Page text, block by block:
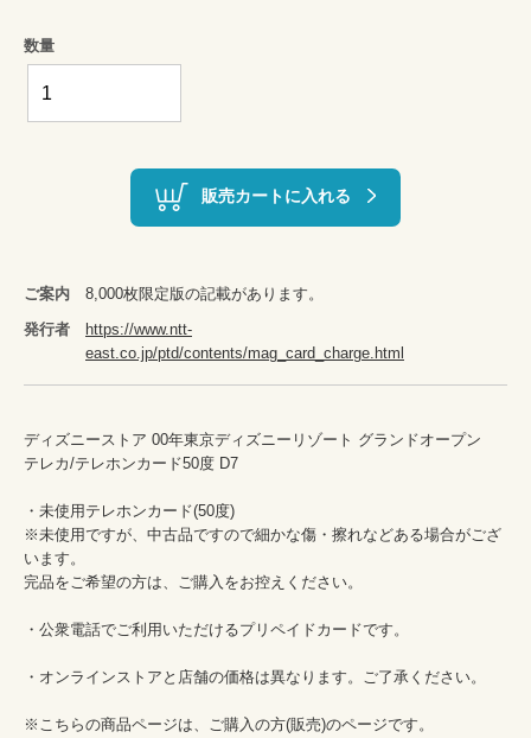
数量
販売カートに入れる
ご案内 8,000枚限定版の記載があります。
発行者
https://www.ntt-
east.co.jp/ptd/contents/mag_card_charge.html
ディズニーストア 00年東京ディズニーリゾート グランドオープン
テレカ/テレホンカード50度 D7
・未使用テレホンカード(50度)
※未使用ですが、中古品ですので細かな傷・擦れなどある場合がござ
います。
完品をご希望の方は、ご購入をお控えください。
・公衆電話でご利用いただけるプリペイドカードです。
・オンラインストアと店舗の価格は異なります。ご了承ください。
※こちらの商品ページは、ご購入の方(販売)のページです。